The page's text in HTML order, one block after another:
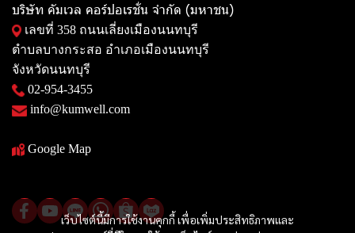
เว็บไซต์นี้มีการใช้งานคุกกี้ เพื่อเพิ่มประสิทธิภาพและ
บริษัท คัมเวล คอร์ปอเรชั่น จำกัด (มหาชน)
เลขที่ 358 ถนนเลี่ยงเมืองนนทบุรี
ตำบลบางกระสอ อำเภอเมืองนนทบุรี
จังหวัดนนทบุรี
02-954-3455
info@kumwell.com
Google Map